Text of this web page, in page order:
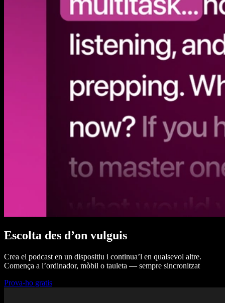
Escolta des d’on vulguis
Crea el podcast en un dispositiu i continua’l en qualsevol altre.
Comença a l’ordinador, mòbil o tauleta — sempre sincronitzat
Prova-ho gratis